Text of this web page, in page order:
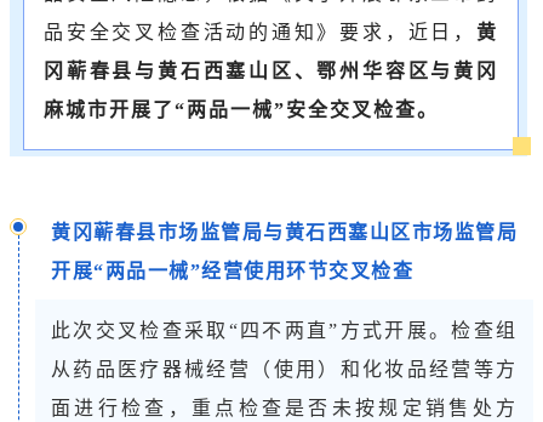
品安全交叉检查活动的通知》要求，近日， 黄
冈蕲春县与黄石西塞山区、鄂州华容区与黄冈
麻城市开展了“两品一械”安全交叉检查。
黄冈蕲春县市场监管局与黄石西塞山区市场监管局
开展“两品一械”经营使用环节交叉检查
此次交叉检查采取“四不两直”方式开展。检查组
从药品医疗器械经营（使用）和化妆品经营等方
面进行检查，重点检查是否未按规定销售处方